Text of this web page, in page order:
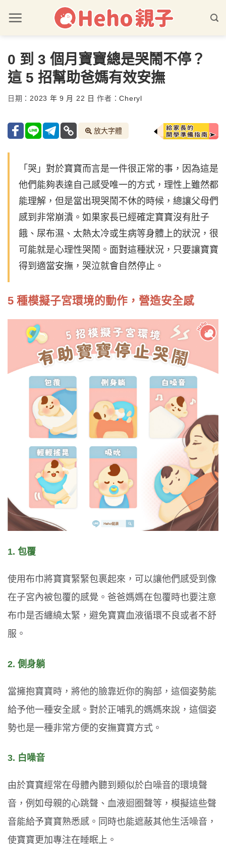
0 到 3 個月寶寶總是哭鬧不停？
這 5 招幫助爸媽有效安撫
日期： 2023 年 9 月 22 日 作者：Cheryl
放大字體
「哭」對於寶寶而言是一件很正常的事，因為這是
他們能夠表達自己感受唯一的方式，理性上雖然都
能理解，但是當出現哭鬧不休的時候，總讓父母們
感到非常崩潰。如果家長已經確定寶寶沒有肚子
餓、尿布濕、太熱太冷或生病等身體上的狀況，很
可能就是心理性哭鬧。面對這種狀況，只要讓寶寶
得到適當安撫，哭泣就會自然停止。
5 種模擬子宮環境的動作，營造安全感
1. 包覆
使用布巾將寶寶緊緊包裹起來，可以讓他們感受到像
在子宮內被包覆的感覺。爸爸媽媽在包覆時也要注意
布巾是否纏繞太緊，避免寶寶血液循環不良或者不舒
服。
2. 側身躺
當擁抱寶寶時，將他的臉靠近你的胸部，這個姿勢能
給予他一種安全感。對於正哺乳的媽媽來說，這個姿
勢也是一種非常方便的安撫寶寶方式。
3. 白噪音
由於寶寶經常在母體內聽到類似於白噪音的環境聲
音，例如母親的心跳聲、血液迴圈聲等，模擬這些聲
音能給予寶寶熟悉感。同時也能遮蔽其他生活噪音，
使寶寶更加專注在睡眠上。